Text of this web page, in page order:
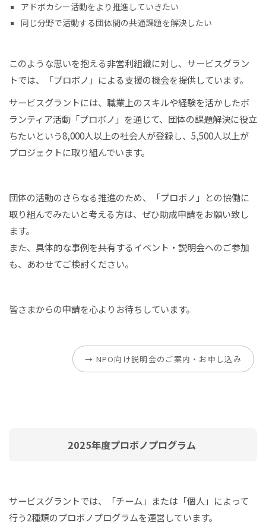
アドボカシー活動をより推進していきたい
同じ分野で活動する団体間の共通課題を解決したい
このような思いを抱える非営利組織に対し、サービスグラン
トでは、「プロボノ」による支援の機会を提供しています。
サービスグラントには、職業上のスキルや経験を活かしたボ
ランティア活動「プロボノ」を通じて、団体の課題解決に役立
ちたいという8,000人以上の社会人が登録し、5,500人以上が
プロジェクトに取り組んでいます。
団体の活動のさらなる推進のため、「プロボノ」との協働に
取り組んでみたいと考える方は、ぜひ助成申請をお願い致し
ます。
また、具体的な事例を共有するイベント・説明会へのご参加
も、あわせてご検討ください。
皆さまからの申請を心よりお待ちしています。
→ NPO向け説明会のご案内・お申し込み
2025年度プロボノプログラム
サービスグラントでは、「チーム」または「個人」によって
行う2種類のプロボノプログラムを運営しています。